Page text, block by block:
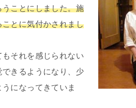
ことにしました。施
とに気付かされまし
それを感じられない
きるようになり、少
になってきていま